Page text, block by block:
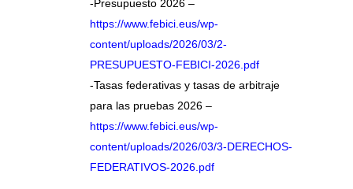
-Presupuesto 2026 –
https://www.febici.eus/wp-
content/uploads/2026/03/2-
PRESUPUESTO-FEBICI-2026.pdf
-Tasas federativas y tasas de arbitraje
para las pruebas 2026 –
https://www.febici.eus/wp-
content/uploads/2026/03/3-DERECHOS-
FEDERATIVOS-2026.pdf